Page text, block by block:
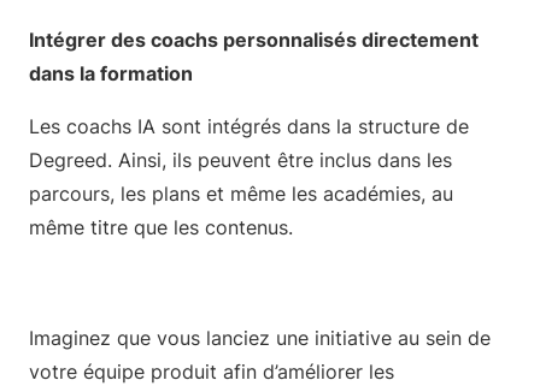
Intégrer des coachs personnalisés directement
dans la formation
Les coachs IA sont intégrés dans la structure de
Degreed. Ainsi, ils peuvent être inclus dans les
parcours, les plans et même les académies, au
même titre que les contenus.
Imaginez que vous lanciez une initiative au sein de
votre équipe produit afin d’améliorer les